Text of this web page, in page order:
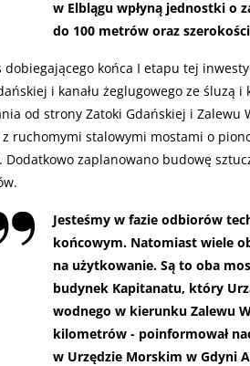
w Elblągu wpłyną jednostki o
do 100 metrów oraz
dobiegającego końca I etapu tej
i kanału żeglugowego ze śluzą
od strony Zatoki Gdańskiej i Zalewu
ruchomymi stalowymi mostami o
Dodatkowo zaplanowano budowę
Jesteśmy w fazie odbiorów
końcowym. Natomiast wiele
na użytkowanie. Są to oba
budynek Kapitanatu, który
wodnego w kierunku Zalewu
kilometrów - poinformował
w Urzędzie Morskim w Gdyni